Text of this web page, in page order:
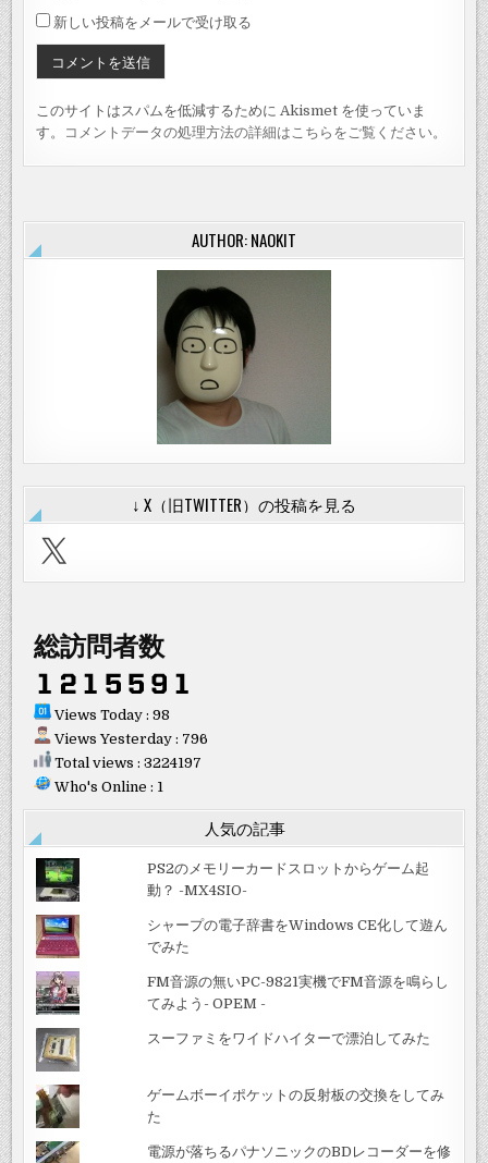
新しい投稿をメールで受け取る
このサイトはスパムを低減するために Akismet を使っていま
す。
コメントデータの処理方法の詳細はこちらをご覧ください。
AUTHOR: NAOKIT
↓ X（旧TWITTER）の投稿を見る
X
総訪問者数
Views Today : 98
Views Yesterday : 796
Total views : 3224197
Who's Online : 1
人気の記事
PS2のメモリーカードスロットからゲーム起
動？ -MX4SIO-
シャープの電子辞書をWindows CE化して遊ん
でみた
FM音源の無いPC-9821実機でFM音源を鳴らし
てみよう- OPEM -
スーファミをワイドハイターで漂泊してみた
ゲームボーイポケットの反射板の交換をしてみ
た
電源が落ちるパナソニックのBDレコーダーを修